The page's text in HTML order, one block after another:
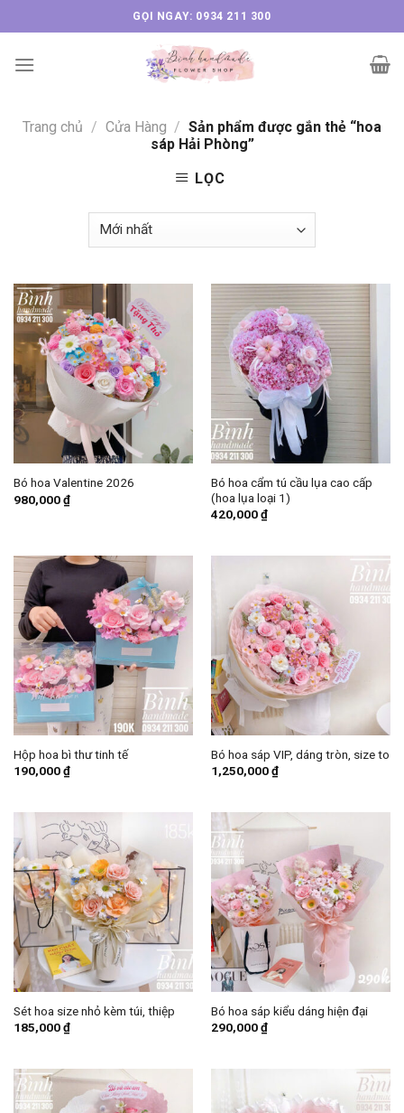
to
content
GỌI NGAY: 0934 211 300
Trang chủ / Cửa Hàng / Sản phẩm được gắn thẻ “hoa
sáp Hải Phòng”
LỌC
Bó hoa Valentine 2026
980,000₫
Bó hoa cẩm tú cầu lụa cao cấp
(hoa lụa loại 1)
420,000₫
Hộp hoa bì thư tinh tế
190,000₫
Bó hoa sáp VIP, dáng tròn, size to
1,250,000₫
Sét hoa size nhỏ kèm túi, thiệp
185,000₫
Bó hoa sáp kiểu dáng hiện đại
290,000₫